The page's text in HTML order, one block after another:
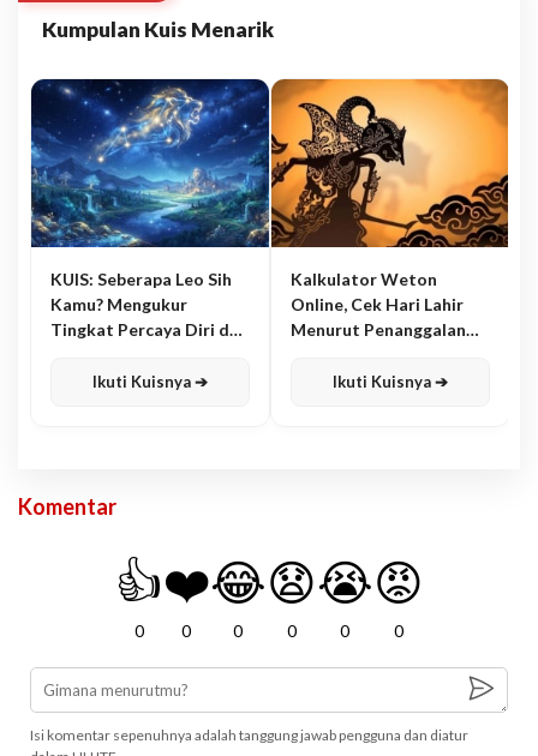
Kumpulan Kuis Menarik
KUIS: Seberapa Leo Sih
Kamu? Mengukur
Tingkat Percaya Diri dan
Ikuti Kuisnya ➔
Kalkulator Weton
Online, Cek Hari Lahir
Menurut Penanggalan
Ikuti Kuisnya ➔
Komentar
👍
0
❤️
0
😂
0
😧
0
😭
0
😡
0
Isi komentar sepenuhnya adalah tanggung jawab pengguna dan diatur